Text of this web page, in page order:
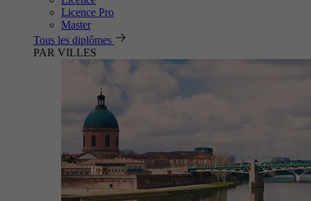
Licence Pro
Master
Tous les diplômes
PAR VILLES